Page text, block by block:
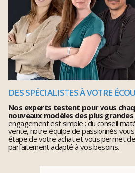
DES SPÉCIALISTES À VOTRE
Nos experts testent pour vous
nouveaux modèles des plus
engagement est simple : du conseil
vente, notre équipe de passionnés
étape de votre achat et vous permet
parfaitement adapté à vos besoins.